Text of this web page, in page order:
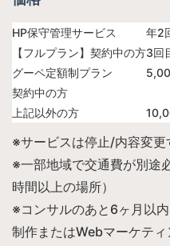
HP保守管理サービス
【フルプラン】契約中の方
年2
3回
グーペ定額制プラン
契約中の方
上記以外の方
※サービスは停止/内容変更
※一部地域で交通費が別途
時間以上の場所）
※コンサルのあと6ヶ月以
制作またはWebマーケテ